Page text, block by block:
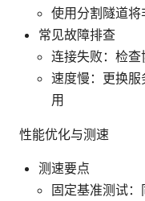
使用分割隧道
常见故障排查
连接失败：检
速度慢：更换
用
性能优化与测速
测速要点
固定基准测试